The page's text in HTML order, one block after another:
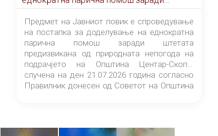
штетата предизвикана од природната
непогода на подрачјето на Општина
Центар-Скопје случена на ден 21.07.2026
година
Предмет на Јавниот повик е спроведување
на постапка за доделување на еднократна
парична помош заради штетата
предизвикана од природната непогода на
подрачјето на Општина Центар-Скопје
случена на ден 21.07.2026 година согласно
Правилник донесен од Советот на Општина